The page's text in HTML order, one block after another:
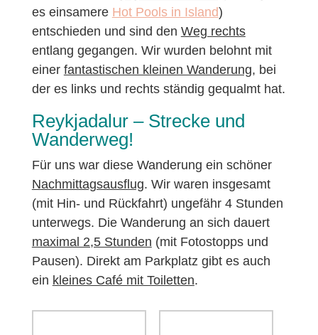
es einsamere Hot Pools in Island)
entschieden und sind den Weg rechts
entlang gegangen. Wir wurden belohnt mit
einer fantastischen kleinen Wanderung, bei
der es links und rechts ständig gequalmt hat.
Reykjadalur – Strecke und
Wanderweg!
Für uns war diese Wanderung ein schöner
Nachmittagsausflug. Wir waren insgesamt
(mit Hin- und Rückfahrt) ungefähr 4 Stunden
unterwegs. Die Wanderung an sich dauert
maximal 2,5 Stunden (mit Fotostopps und
Pausen). Direkt am Parkplatz gibt es auch
ein kleines Café mit Toiletten.